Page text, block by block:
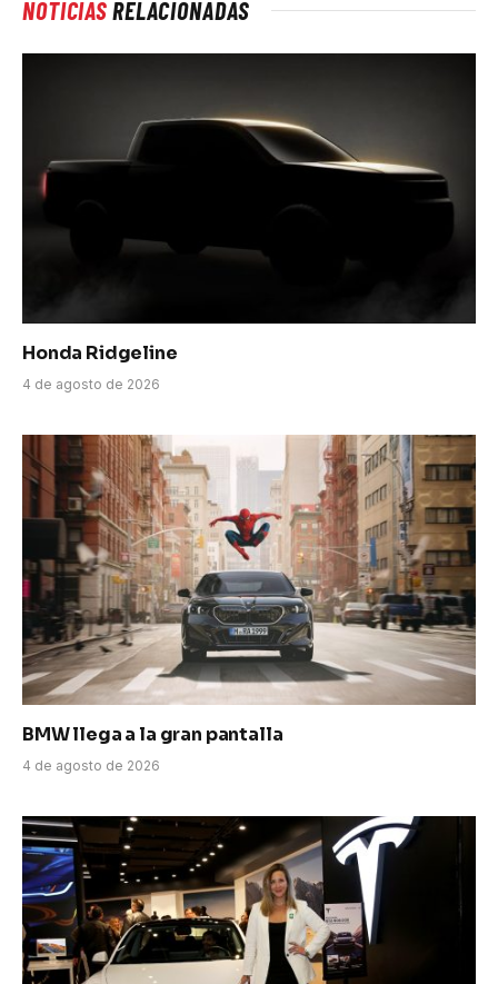
NOTICIASRELACIONADAS
Honda Ridgeline
4 de agosto de 2026
BMW llega a la gran pantalla
4 de agosto de 2026